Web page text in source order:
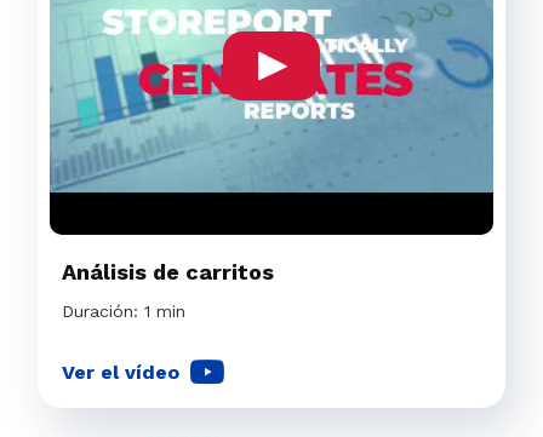
Análisis de carritos
Duración: 1 min
Ver el vídeo